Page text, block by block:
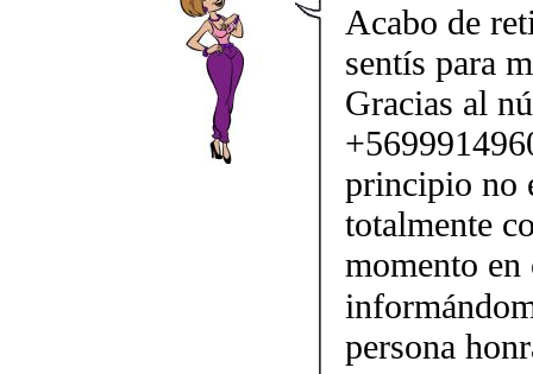
Acabo de
sentís para
Gracias al
principio no
totalmente
momento
persona